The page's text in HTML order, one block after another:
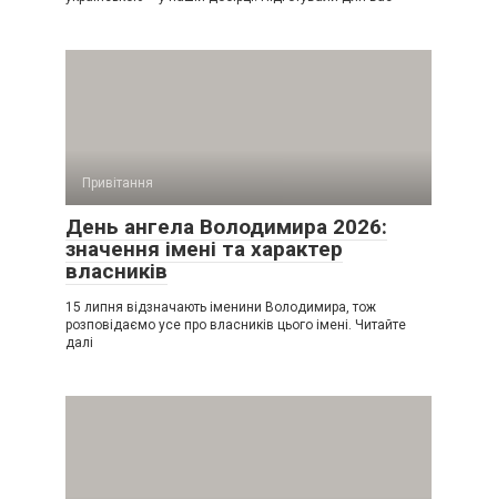
Привітання
День ангела Володимира 2026:
значення імені та характер
власників
15 липня відзначають іменини Володимира, тож
розповідаємо усе про власників цього імені. Читайте
далі